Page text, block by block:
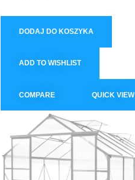
DODAJ DO KOSZYKA
ADD TO WISHLIST
COMPARE QUICK VIEW